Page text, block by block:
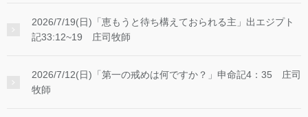
2026/7/19(日)「恵もうと待ち構えておられる主」出エジプト
記33:12~19 庄司牧師
2026/7/12(日)「第一の戒めは何ですか？」申命記4：35 庄司
牧師